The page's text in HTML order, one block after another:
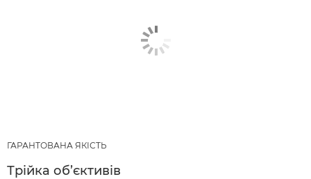
ГАРАНТОВАНА ЯКІСТЬ
Трійка об’єктивів